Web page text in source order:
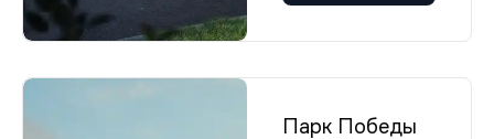
Парк Победы